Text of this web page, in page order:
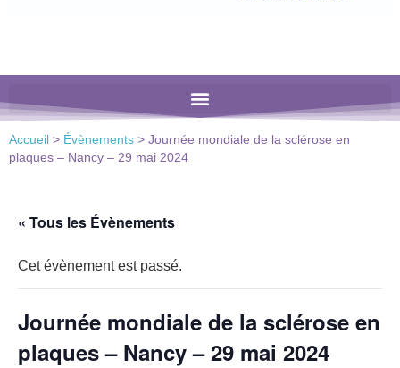
Accueil > Évènements > Journée mondiale de la sclérose en
plaques – Nancy – 29 mai 2024
« Tous les Évènements
Cet évènement est passé.
Journée mondiale de la sclérose en
plaques – Nancy – 29 mai 2024